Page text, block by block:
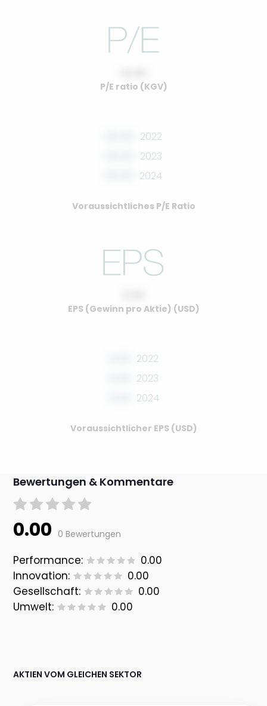
P/E ratio (KGV)
2022
2023
2024
Voraussichtliches P/E Ratio
EPS (Gewinn pro Aktie) (USD)
2022
2023
2024
Voraussichtlicher EPS (USD)
Bewertungen & Kommentare
0.00 0 Bewertungen
Performance:
0.00
Innovation:
0.00
Gesellschaft:
0.00
Umwelt:
0.00
AKTIEN VOM GLEICHEN SEKTOR